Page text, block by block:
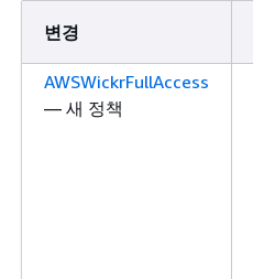
변경
AWSWickrFullAccess
— 새 정책